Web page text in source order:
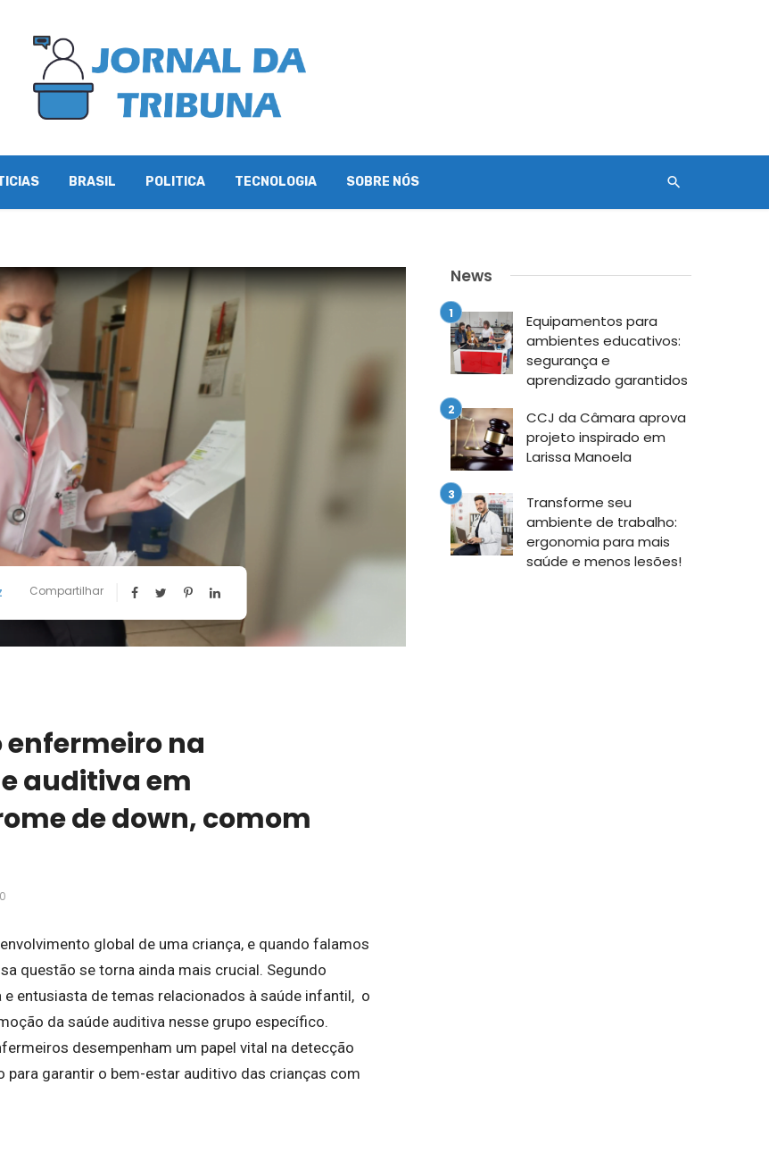
BRASIL POLITICA TECNOLOGIA SOBRE NÓS
Compartilhar
enfermeiro na
auditiva em
de down, comom
0
global de uma criança, e quando falamos
questão se torna ainda mais crucial. Segundo
e entusiasta de temas relacionados à saúde infantil, o
da saúde auditiva nesse grupo específico.
desempenham um papel vital na detecção
para garantir o bem-estar auditivo das crianças com
News
Equipamentos para
ambientes educativos:
segurança e
aprendizado garantidos
CCJ da Câmara aprova
projeto inspirado em
Larissa Manoela
Transforme seu
ambiente de trabalho:
ergonomia para mais
saúde e menos lesões!